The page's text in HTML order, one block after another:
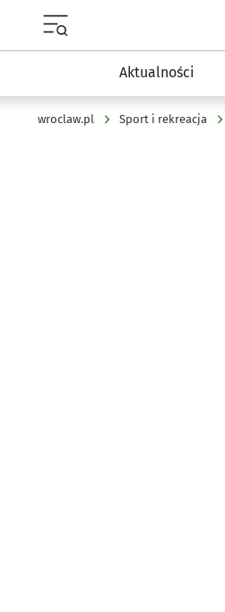
Aktualności
wroclaw.pl Sport i rekreacja